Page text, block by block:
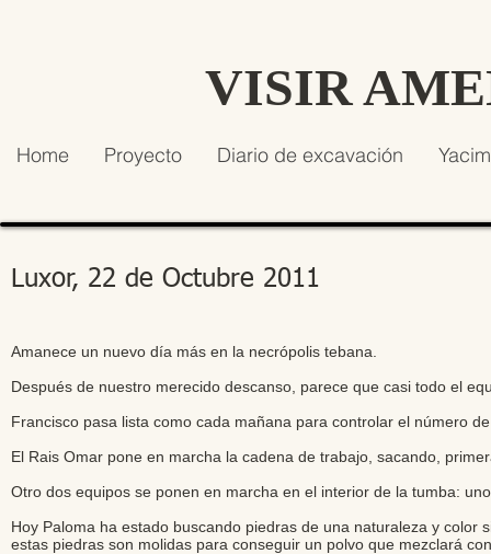
VISIR
Home Proyecto Diario de excavación
Luxor, 22 de Octubre 2011
Amanece un nuevo día más en la necrópolis tebana.
Después de nuestro merecido descanso, parece que casi todo el
Francisco pasa lista como cada mañana para controlar el número
El Rais Omar pone en marcha la cadena de trabajo, sacando,
Otro dos equipos se ponen en marcha en el interior de la tumba:
Hoy Paloma ha estado buscando piedras de una naturaleza y
estas piedras son molidas para conseguir un polvo que mezclará